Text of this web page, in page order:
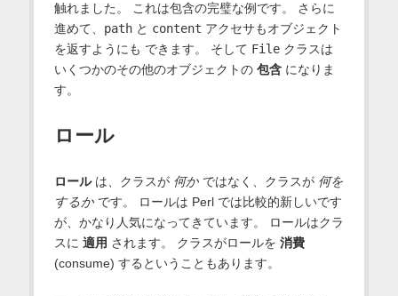
触れました。 これは包含の完璧な例です。 さらに
進めて、 pathと content アクセサもオブジェクト
を返すようにも できます。 そして Fileクラスは
いくつかのその他のオブジェクトの 包含になりま
す。
ロール
ロールは、クラスが 何かではなく、クラスが 何を
するかです。 ロールは Perl では比較的新しいです
が、かなり人気になってきています。 ロールはクラ
スに 適用 されます。 クラスがロールを 消費
(consume) するということもあります。